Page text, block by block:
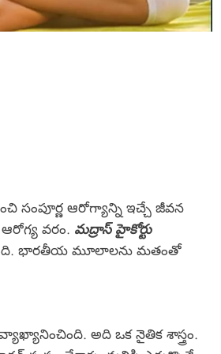
సంపూర్ణ ఆరోగ్యాన్ని ఇచ్చే జీవన
వరం. మద్రాస్ హైకోర్టు
భారతీయ మూలాలను మతంతో
అది ఒక నైతిక శాస్త్రం.